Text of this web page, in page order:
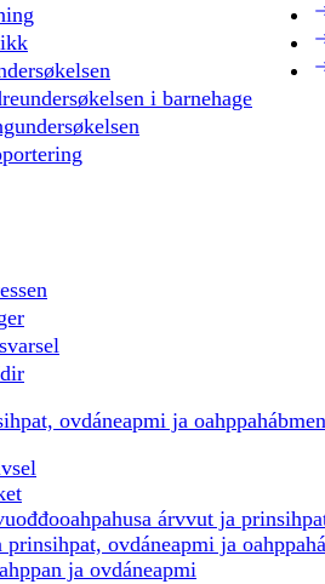
i barnehage
ovdáneapmi ja oahppahábmen
árvvut ja
prinsihpat, ovdáneapmi ja
ja ovdáneapmi